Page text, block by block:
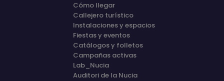
Cómo llegar
Callejero turístico
Instalaciones y espacios
Fiestas y eventos
Catálogos y folletos
Campañas activas
Lab_Nucia
Auditori de la Nucia